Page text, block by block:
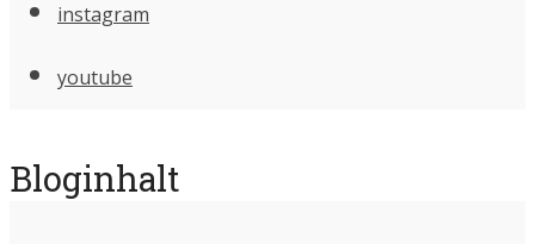
instagram
youtube
Bloginhalt